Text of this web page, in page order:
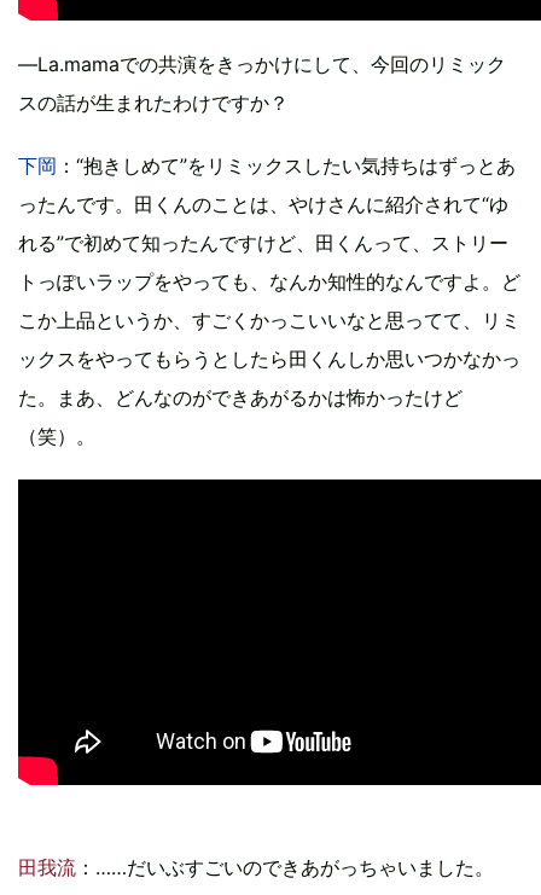
―La.mamaでの共演をきっかけにして、今回のリミック
スの話が生まれたわけですか？
下岡 ：“抱きしめて”をリミックスしたい気持ちはずっとあ
ったんです。田くんのことは、やけさんに紹介されて“ゆ
れる”で初めて知ったんですけど、田くんって、ストリー
トっぽいラップをやっても、なんか知性的なんですよ。ど
こか上品というか、すごくかっこいいなと思ってて、リミ
ックスをやってもらうとしたら田くんしか思いつかなかっ
た。まあ、どんなのができあがるかは怖かったけど
（笑）。
田我流 ：……だいぶすごいのできあがっちゃいました。